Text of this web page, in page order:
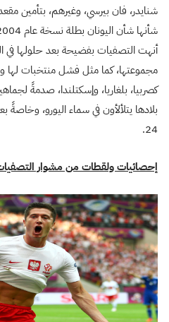
شنايدر، فان بيرسي، وغيرهم، بتأمين
أنهت التصفيات بفضيحة بعد حلولها في
مجموعتها، كما مثل فشل منتخبات لها
كصربيا، بلغاريا، وإسكتلندا، صدمةً
بلادها يتلألأون في سماء اليورو، وخاصةً
24.
إحصائيات ولقطات من مشوار